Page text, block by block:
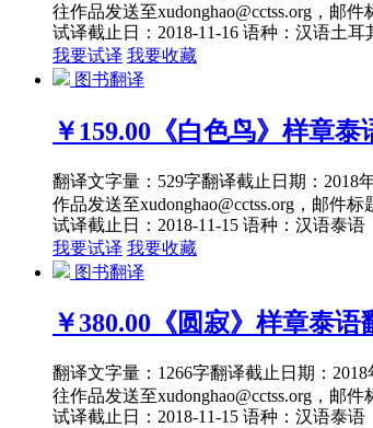
往作品发送至xudonghao@cctss.org，邮
试译截止日：2018-11-16 语种：汉语土耳
我要试译 我要收藏
图书翻译
￥159.00 《白色鸟》样章
翻译文字量：529字翻译截止日期：2018
作品发送至xudonghao@cctss.org，邮件
试译截止日：2018-11-15 语种：汉语泰语
我要试译 我要收藏
图书翻译
￥380.00 《圆寂》样章泰
翻译文字量：1266字翻译截止日期：
往作品发送至xudonghao@cctss.org，邮
试译截止日：2018-11-15 语种：汉语泰语